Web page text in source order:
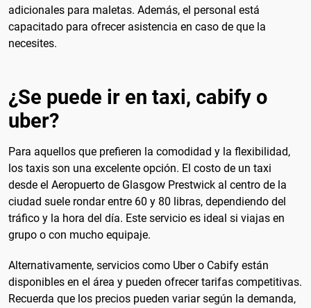
adicionales para maletas. Además, el personal está
capacitado para ofrecer asistencia en caso de que la
necesites.
¿Se puede ir en taxi, cabify o
uber?
Para aquellos que prefieren la comodidad y la flexibilidad,
los taxis son una excelente opción. El costo de un taxi
desde el Aeropuerto de Glasgow Prestwick al centro de la
ciudad suele rondar entre 60 y 80 libras, dependiendo del
tráfico y la hora del día. Este servicio es ideal si viajas en
grupo o con mucho equipaje.
Alternativamente, servicios como Uber o Cabify están
disponibles en el área y pueden ofrecer tarifas competitivas.
Recuerda que los precios pueden variar según la demanda,